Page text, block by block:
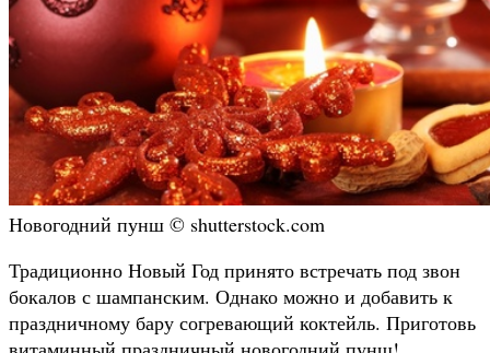
Новогодний пунш © shutterstock.com
Традиционно Новый Год принято встречать под звон
бокалов с шампанским. Однако можно и добавить к
праздничному бару согревающий коктейль. Приготовь